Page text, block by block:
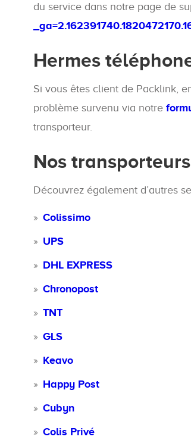
du service dans notre page de
Hermes
Si vous êtes client de Packlink,
problème survenu via notre
transporteur.
Nos
Découvrez également d’autres
Colissimo
UPS
DHL EXPRESS
Chronopost
TNT
GLS
Keavo
Happy Post
Cubyn
Colis Privé